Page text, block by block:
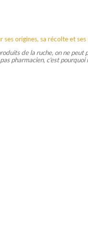
ses origines, sa récolte et ses
de la ruche, on ne peut
pharmacien, c'est pourquoi